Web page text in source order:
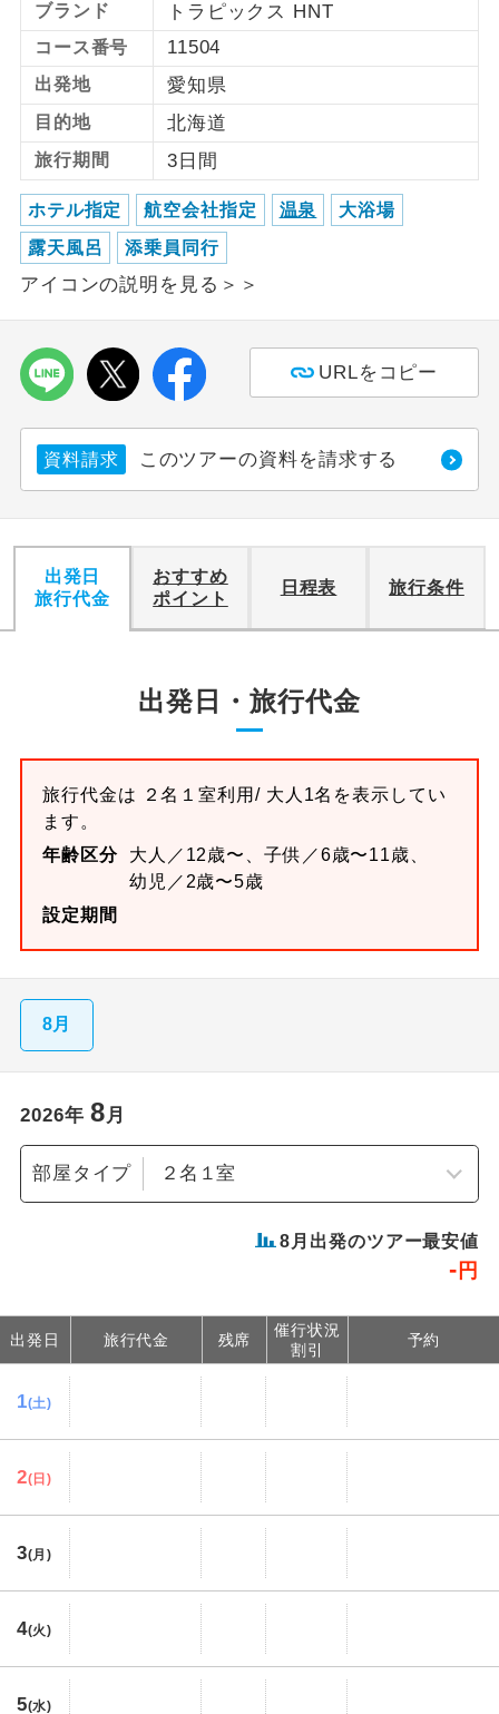
ブランド トラピックス HNT
コース番号 11504
出発地 愛知県
目的地 北海道
旅行期間 3日間
ホテル指定 航空会社指定 温泉 大浴場
露天風呂 添乗員同行
アイコンの説明を見る＞＞
URLをコピー
資料請求 このツアーの資料を請求する
出発日
旅行代金
おすすめ
ポイント
日程表 旅行条件
出発日・旅行代金
旅行代金は ２名１室利用/ 大人1名を表示してい
ます。
年齢区分
大人／12歳〜、子供／6歳〜11歳、
幼児／2歳〜5歳
設定期間
8月
2026年 8月
部屋タイプ
8 月出発のツアー最安値
- 円
出発日 旅行代金 残席
催行状況
割引
予約
1(土)
2(日)
3(月)
4(火)
5(水)
ご夫婦限定
ご夫婦限定でご参加いただけるコースで
す。
女性限定
女性限定でご参加いただけるコースで
す。
年齢制限あり
ご参加にあたり年齢に制限があるコース
です。
航空会社指定
利用航空会社が指定なので、ご出発の計
画にとても便利です。
す。
ス2席利用
す。